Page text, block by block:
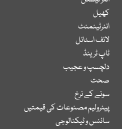
کھیل
انٹرٹینمنٹ
لائف اسٹائل
ٹاپ ٹرینڈ
دلچسپ و عجیب
صحت
سونے کے نرخ
پیٹرولیم مصنوعات کی قیمتیں
سائنس و ٹیکنالوجی